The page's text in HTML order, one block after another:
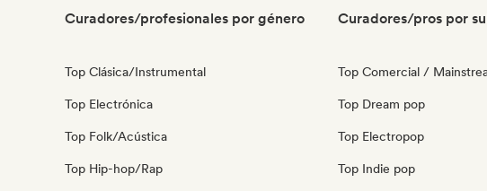
Curadores/profesionales por género
Top Clásica/Instrumental
Top Electrónica
Top Folk/Acústica
Top Hip-hop/Rap
Curadores/pros por
Top Comercial /
Top Dream pop
Top Electropop
Top Indie pop